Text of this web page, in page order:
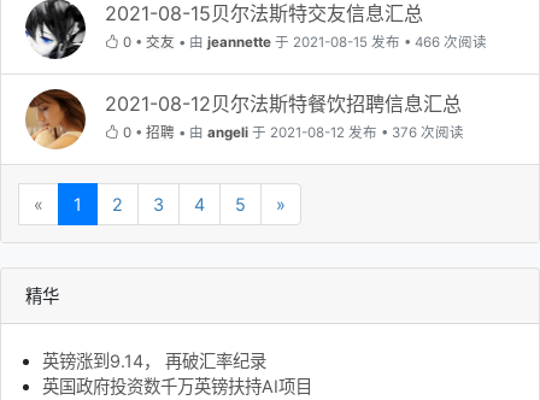
2021-08-15贝尔法斯特交友信息汇总
0 • 交友 • 由 jeannette 于 2021-08-15 发布 • 466 次阅读
2021-08-12贝尔法斯特餐饮招聘信息汇总
0 • 招聘 • 由 angeli 于 2021-08-12 发布 • 376 次阅读
« 1 2 3 4 5 »
精华
英镑涨到9.14， 再破汇率纪录
英国政府投资数千万英镑扶持AI项目